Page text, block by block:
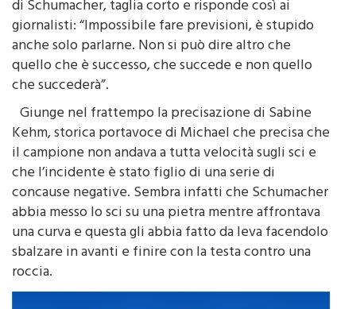
1999, Gerard Saillant che alle richieste sul “domani”
di Schumacher, taglia corto e risponde così ai
giornalisti: “Impossibile fare previsioni, è stupido
anche solo parlarne. Non si può dire altro che
quello che è successo, che succede e non quello
che succederà”.
Giunge nel frattempo la precisazione di Sabine
Kehm, storica portavoce di Michael che precisa che
il campione non andava a tutta velocità sugli sci e
che l’incidente è stato figlio di una serie di
concause negative. Sembra infatti che Schumacher
abbia messo lo sci su una pietra mentre affrontava
una curva e questa gli abbia fatto da leva facendolo
sbalzare in avanti e finire con la testa contro una
roccia.